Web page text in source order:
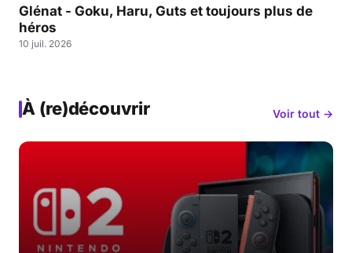
Glénat - Goku, Haru, Guts et toujours plus de
héros
10 juil. 2026
À (re)découvrir Voir tout →